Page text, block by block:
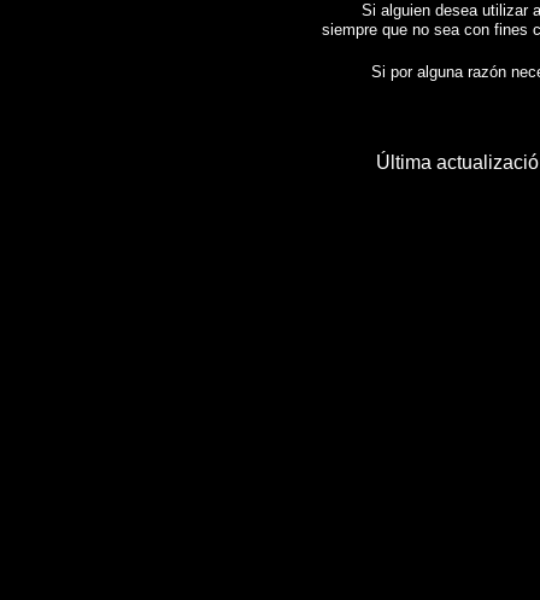
Si alguien desea utilizar
siempre que no sea con fines
Si por alguna razón
Última